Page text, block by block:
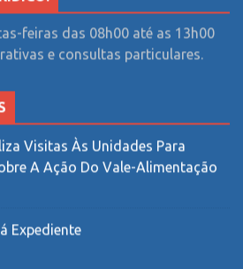
feiras das 08h00 até as 13h00
e consultas particulares.
Visitas Às Unidades Para
A Ação Do Vale-Alimentação
Expediente